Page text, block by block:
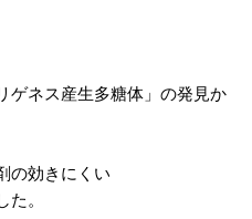
ゲネス産生多糖体」の発見か
の効きにくい
。